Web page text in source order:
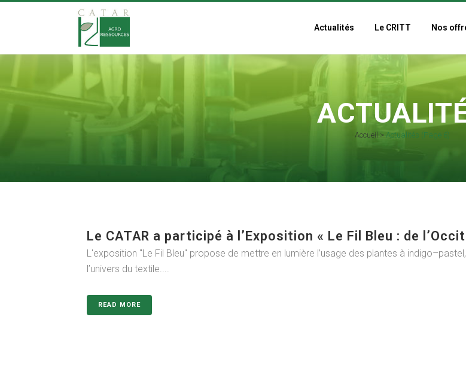
Actualités Le CRITT Nos
Accueil > Actualités (Page 6)
Le CATAR a participé à l’Exposition « Le Fil Bleu : de
L'exposition "Le Fil Bleu" propose de mettre en lumière l’usage des plantes à
l’univers du textile....
READ MORE